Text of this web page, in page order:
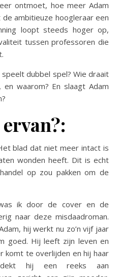
ontmoet, hoe meer Adam
ambitieuze hoogleraar een
loopt steeds hoger op,
tussen professoren die
dubbel spel? Wie draait
waarom? En slaagt Adam
blad dat niet meer intact is
wonden heeft. Dit is echt
op zou pakken om de
ik door de cover en de
naar deze misdaadroman.
hij werkt nu zo’n vijf jaar
goed. Hij leeft zijn leven en
komt te overlijden en hij haar
hij een reeks aan